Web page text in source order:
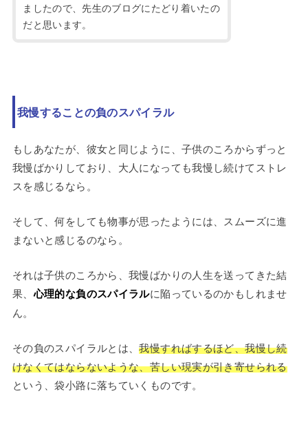
ましたので、先生のブログにたどり着いたの
だと思います。
我慢することの負のスパイラル
もしあなたが、彼女と同じように、子供のころからずっと
我慢ばかりしており、大人になっても我慢し続けてストレ
スを感じるなら。
そして、何をしても物事が思ったようには、スムーズに進
まないと感じるのなら。
それは子供のころから、我慢ばかりの人生を送ってきた結
果、心理的な負のスパイラルに陥っているのかもしれませ
ん。
その負のスパイラルとは、我慢すればするほど、我慢し続
けなくてはならないような、苦しい現実が引き寄せられる
という、袋小路に落ちていくものです。